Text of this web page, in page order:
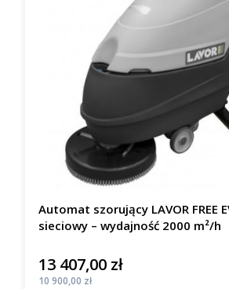
Automat szorujący LAVOR FREE
sieciowy – wydajność 2000 m²/h
Cena
13 407,00 zł
Cena
10 900,00 zł